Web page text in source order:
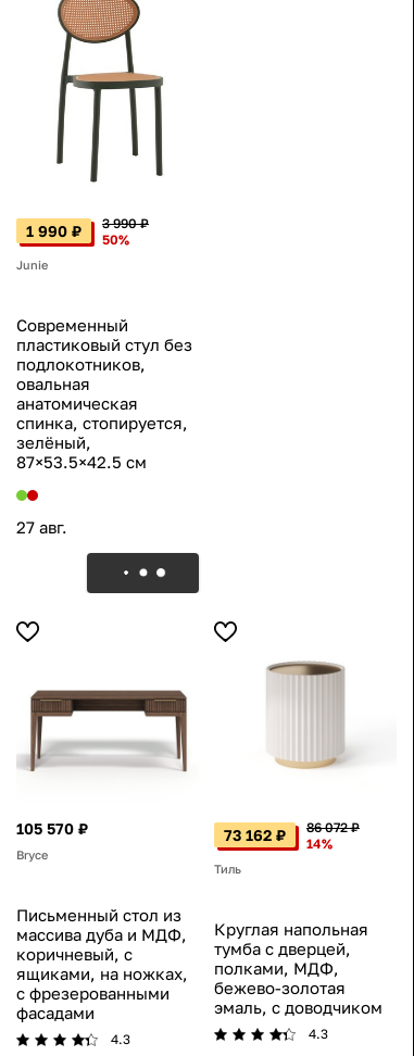
1 990 ₽
3 990 ₽
50%
Junie
Современный
пластиковый стул без
подлокотников,
овальная
анатомическая
спинка, стопируется,
зелёный,
87×53.5×42.5 см
27 авг.
105 570 ₽
Bryce
Письменный стол из
массива дуба и МДФ,
коричневый, с
ящиками, на ножках,
с фрезерованными
фасадами
4.3
73 162 ₽
86 072 ₽
14%
Тиль
Круглая напольная
тумба с дверцей,
полками, МДФ,
бежево-золотая
эмаль, с доводчиком
4.3